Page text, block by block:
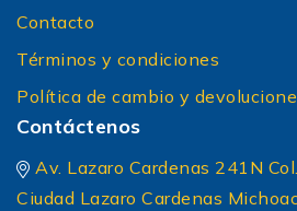
Contacto
Términos y condiciones
Política de cambio y
Contáctenos
Av. Lazaro Cardenas 241N
Ciudad Lazaro Cardenas